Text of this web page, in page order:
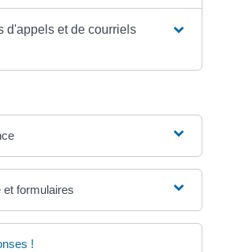
d'appels et de courriels
et formulaires
!